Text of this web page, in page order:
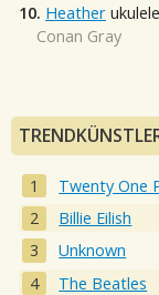
10. Heather
Conan Gray
Twenty One
Billie Eilish
Unknown
The Beatles